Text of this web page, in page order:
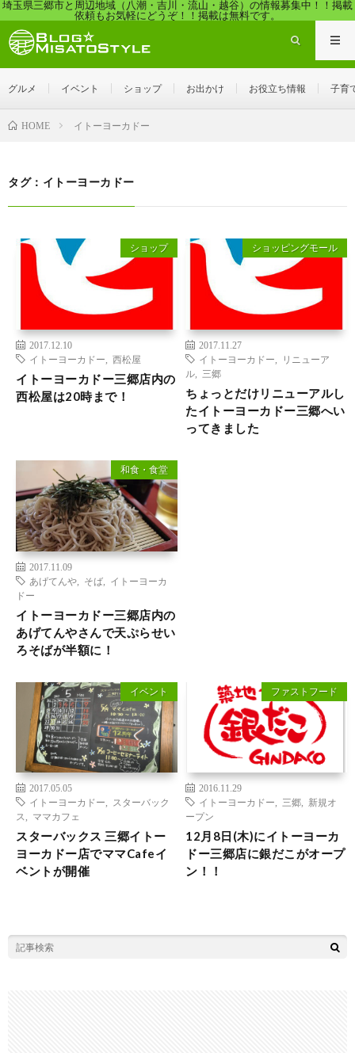
埼玉県三郷市と周辺地域（八潮・吉川・流山・越谷）の情報募集中！！掲載
依頼もお気軽にどうぞ！！掲載は無料です。
グルメ イベント ショップ お出かけ お役立ち情報 子育
HOME イトーヨーカドー
タグ：イトーヨーカドー
ショップ
2017.12.10
イトーヨーカドー
西松屋
イトーヨーカドー三郷店内の
西松屋は20時まで！
ショッピングモール
2017.11.27
イトーヨーカドー
リニューア
ル
三郷
ちょっとだけリニューアルし
たイトーヨーカドー三郷へい
ってきました
和食・食堂
2017.11.09
あげてんや
そば
イトーヨーカ
ドー
イトーヨーカドー三郷店内の
あげてんやさんで天ぷらせい
ろそばが半額に！
イベント
2017.05.05
イトーヨーカドー
スターバック
ス
ママカフェ
スターバックス 三郷イトー
ヨーカドー店でママCafeイ
ベントが開催
ファストフード
2016.11.29
イトーヨーカドー
三郷
新規オ
ープン
12月8日(木)にイトーヨーカ
ドー三郷店に銀だこがオープ
ン！！